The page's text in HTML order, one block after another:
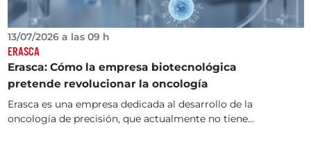
13/07/2026 a las 09 h
ERASCA
Erasca: Cómo la empresa biotecnológica
pretende revolucionar la oncología
Erasca es una empresa dedicada al desarrollo de la
oncología de precisión, que actualmente no tiene...